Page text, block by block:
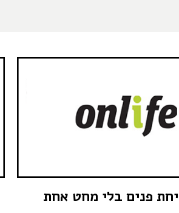
פנים בלי מחט אחת